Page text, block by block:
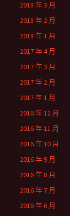
2018 年 3 月
2018 年 2 月
2018 年 1 月
2017 年 4 月
2017 年 3 月
2017 年 2 月
2017 年 1 月
2016 年 12 月
2016 年 11 月
2016 年 10 月
2016 年 9 月
2016 年 8 月
2016 年 7 月
2016 年 6 月